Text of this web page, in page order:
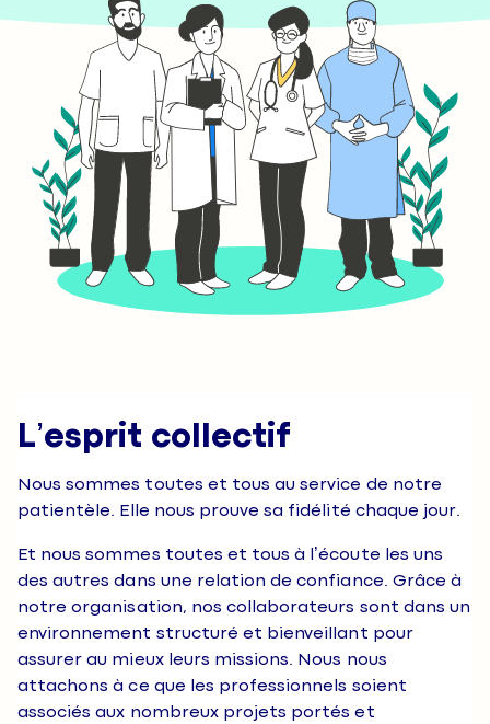
L’esprit collectif
Nous sommes toutes et tous au service de notre
patientèle. Elle nous prouve sa fidélité chaque jour.
Et nous sommes toutes et tous à l’écoute les uns
des autres dans une relation de confiance. Grâce à
notre organisation, nos collaborateurs sont dans un
environnement structuré et bienveillant pour
assurer au mieux leurs missions. Nous nous
attachons à ce que les professionnels soient
associés aux nombreux projets portés et